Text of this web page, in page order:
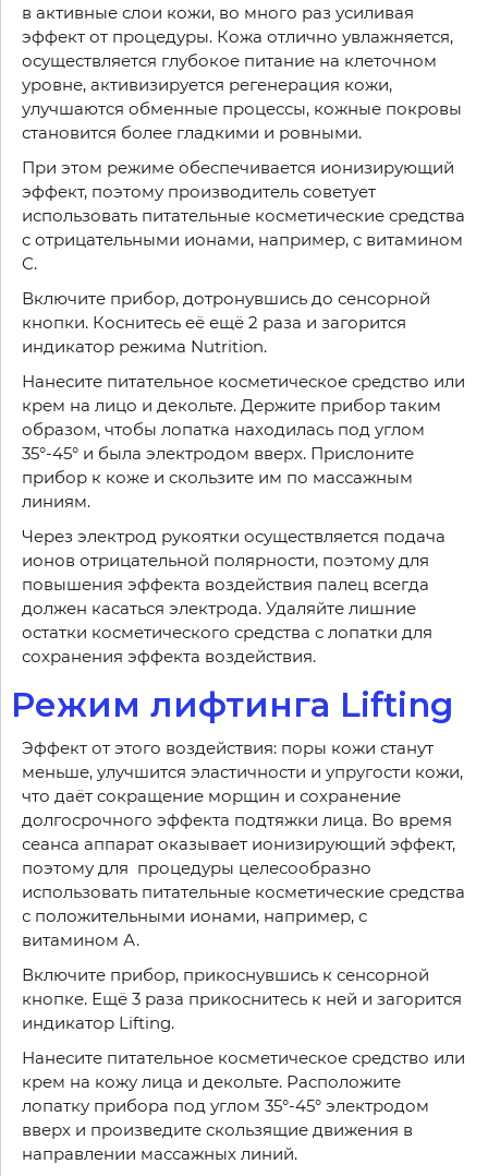
в активные слои кожи, во много раз усиливая
эффект от процедуры. Кожа отлично увлажняется,
осуществляется глубокое питание на клеточном
уровне, активизируется регенерация кожи,
улучшаются обменные процессы, кожные покровы
становится более гладкими и ровными.
При этом режиме обеспечивается ионизирующий
эффект, поэтому производитель советует
использовать питательные косметические средства
с отрицательными ионами, например, с витамином
С.
Включите прибор, дотронувшись до сенсорной
кнопки. Коснитесь её ещё 2 раза и загорится
индикатор режима Nutrition.
Нанесите питательное косметическое средство или
крем на лицо и декольте. Держите прибор таким
образом, чтобы лопатка находилась под углом
35°-45° и была электродом вверх. Прислоните
прибор к коже и скользите им по массажным
линиям.
Через электрод рукоятки осуществляется подача
ионов отрицательной полярности, поэтому для
повышения эффекта воздействия палец всегда
должен касаться электрода. Удаляйте лишние
остатки косметического средства с лопатки для
сохранения эффекта воздействия.
Режим лифтинга Lifting
Эффект от этого воздействия: поры кожи станут
меньше, улучшится эластичности и упругости кожи,
что даёт сокращение морщин и сохранение
долгосрочного эффекта подтяжки лица. Во время
сеанса аппарат оказывает ионизирующий эффект,
поэтому для процедуры целесообразно
использовать питательные косметические средства
с положительными ионами, например, с
витамином А.
Включите прибор, прикоснувшись к сенсорной
кнопке. Ещё 3 раза прикоснитесь к ней и загорится
индикатор Lifting.
Нанесите питательное косметическое средство или
крем на кожу лица и декольте. Расположите
лопатку прибора под углом 35°-45° электродом
вверх и произведите скользящие движения в
направлении массажных линий.